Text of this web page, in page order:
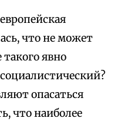
что не может
явно
опасаться
что наиболее